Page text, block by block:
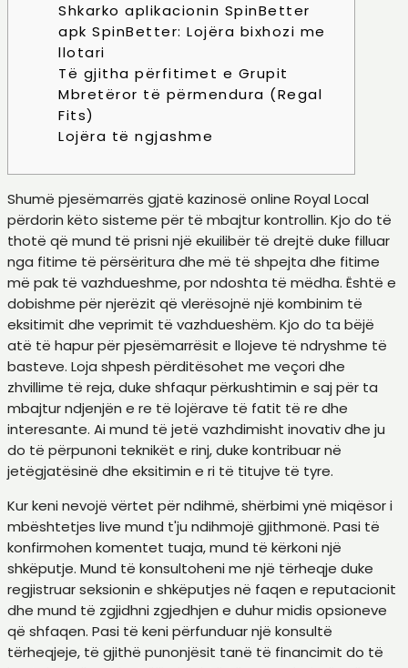
Shkarko aplikacionin SpinBetter
apk SpinBetter: Lojëra bixhozi me
llotari
Të gjitha përfitimet e Grupit
Mbretëror të përmendura (Regal
Fits)
Lojëra të ngjashme
Shumë pjesëmarrës gjatë kazinosë online Royal Local
përdorin këto sisteme për të mbajtur kontrollin. Kjo do të
thotë që mund të prisni një ekuilibër të drejtë duke filluar
nga fitime të përsëritura dhe më të shpejta dhe fitime
më pak të vazhdueshme, por ndoshta të mëdha. Është e
dobishme për njerëzit që vlerësojnë një kombinim të
eksitimit dhe veprimit të vazhdueshëm. Kjo do ta bëjë
atë të hapur për pjesëmarrësit e llojeve të ndryshme të
basteve. Loja shpesh përditësohet me veçori dhe
zhvillime të reja, duke shfaqur përkushtimin e saj për ta
mbajtur ndjenjën e re të lojërave të fatit të re dhe
interesante. Ai mund të jetë vazhdimisht inovativ dhe ju
do të përpunoni teknikët e rinj, duke kontribuar në
jetëgjatësinë dhe eksitimin e ri të titujve të tyre.
Kur keni nevojë vërtet për ndihmë, shërbimi ynë miqësor i
mbështetjes live mund t'ju ndihmojë gjithmonë. Pasi të
konfirmohen komentet tuaja, mund të kërkoni një
shkëputje. Mund të konsultoheni me një tërheqje duke
regjistruar seksionin e shkëputjes në faqen e reputacionit
dhe mund të zgjidhni zgjedhjen e duhur midis opsioneve
që shfaqen. Pasi të keni përfunduar një konsultë
tërheqjeje, të gjithë punonjësit tanë të financimit do të